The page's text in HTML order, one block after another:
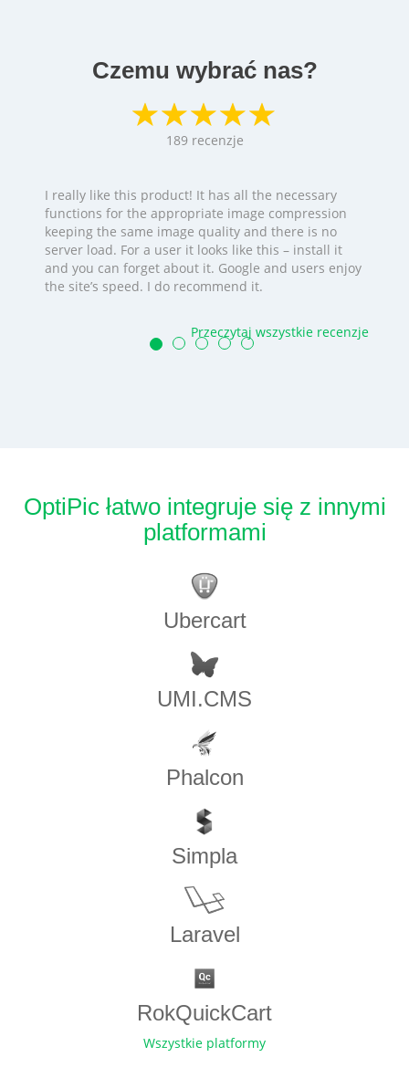
Czemu wybrać nas?
189 recenzje
I really like this product! It has all the necessary
functions for the appropriate image compression
keeping the same image quality and there is no
server load. For a user it looks like this – install it
and you can forget about it. Google and users enjoy
the site’s speed. I do recommend it.
Przeczytaj wszystkie recenzje
OptiPic łatwo integruje się z innymi
platformami
Ubercart
UMI.CMS
Phalcon
Simpla
Laravel
RokQuickCart
Wszystkie platformy